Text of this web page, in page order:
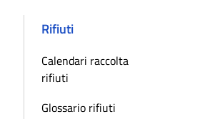
Rifiuti
Calendari raccolta
rifiuti
Glossario rifiuti